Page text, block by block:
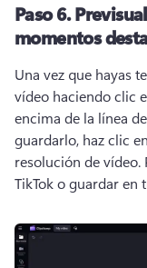
Paso 6.
momentos
Una vez que hayas
vídeo haciendo clic
encima de la línea
guardarlo, haz clic
resolución de vídeo.
TikTok o guardar en